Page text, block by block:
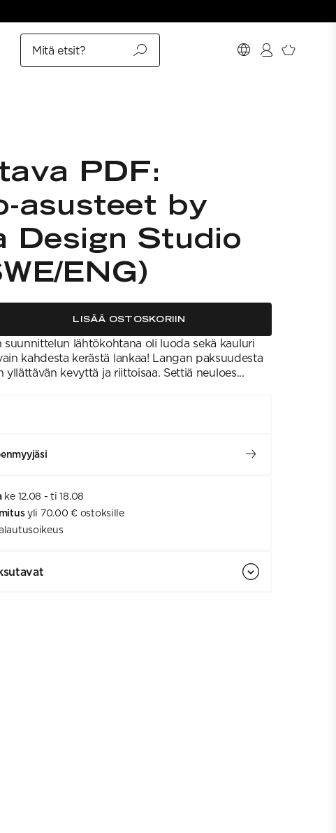
Mitä etsit?
PDF:
asusteet by
Design Studio
ENG)
LISÄÄ OSTOSKORIIN
suunnittelun lähtökohtana oli luoda sekä kauluri
kahdesta kerästä lankaa! Langan paksuudesta
kevyttä ja riittoisaa. Settiä neuloes...
ke 12.08 - ti 18.08
yli 70.00 € ostoksille